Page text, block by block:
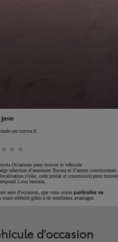
Occasions pour trouver le véhicule
sélection d’annonces Toyota et d’autres constructeurs.
(ville, code postal et concession) pour trouver
à vos besoins.
auto d'occasion, que vous soyez particulier ou
toute sérénité grâce à de nombreux avantages.
d'occasion